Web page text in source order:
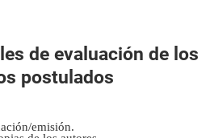
de evaluación de los
postulados
emisión.